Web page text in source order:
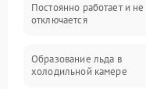
Постоянно работает и не
отключается
Образование льда в
холодильной камере